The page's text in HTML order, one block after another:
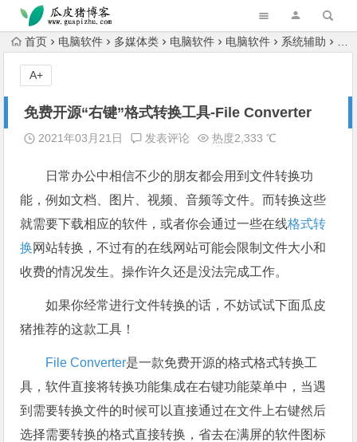
跳转到主内容
首页 电脑软件 多媒体类 电脑软件 电脑软件 系统辅助
免费开源“右键”格式转换工具-File Converter
2021年03月21日 发表评论 热度2,333 ℃
日常办公中相信不少的朋友都会用到文件转换功
能，例如文档、图片、视频、音频等文件。而转换这些
就需要下载相应的软件，或者你会通过一些在线格式转
换网站转换，不过有的在线网站可能会限制文件大小和
收费的情况发生。操作许久还是没法完成工作。
如果你经常进行文件转换的话，不妨试试下面瓜皮
猪推荐的这款工具！
File Converter是一款免费开源的格式格式转换工
具，软件直接将转换功能集成在右键功能菜单中，当遇
到需要转换文件的时候可以直接通过在文件上右键然后
选择需要转换的格式直接转换，省去在满屏的软件图标
A+